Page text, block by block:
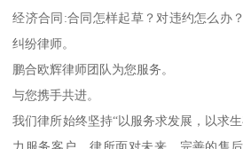
经济合同:合同怎样起草？对违约怎么办
纠纷律师。
鹏合欧辉律师团队为您服务。
与您携手共进。
我们律所始终坚持“以服务求发展，以求
力服务客户。律所面对未来，完善的售